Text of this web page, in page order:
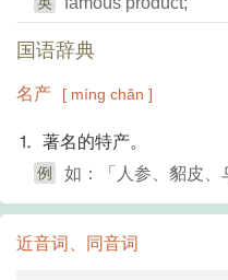
国语辞典
名产 [ míng chǎn ]
⒈ 著名的特产。
例 如：「人参、貂皮、
近音词、同音词